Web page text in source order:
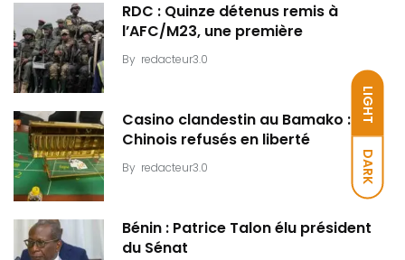
LIGHT
DARK
RDC : Quinze détenus remis à
l’AFC/M23, une première
By redacteur3.0
Casino clandestin au Bamako : Dix
Chinois refusés en liberté
By redacteur3.0
Bénin : Patrice Talon élu président
du Sénat